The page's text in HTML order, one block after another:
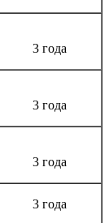
3 года
3 года
3 года
3 года